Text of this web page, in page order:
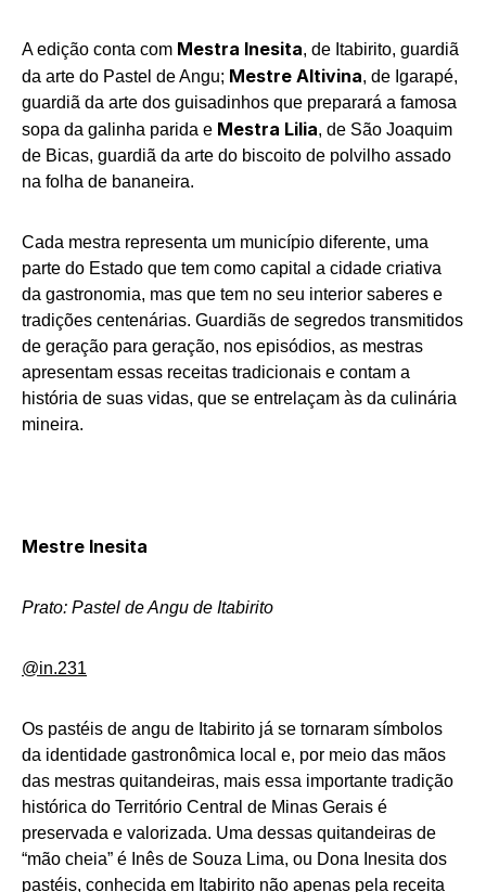
A edição conta com Mestra Inesita, de Itabirito, guardiã
da arte do Pastel de Angu; Mestre Altivina, de Igarapé,
guardiã da arte dos guisadinhos que preparará a famosa
sopa da galinha parida e Mestra Lilia, de São Joaquim
de Bicas, guardiã da arte do biscoito de polvilho assado
na folha de bananeira.
Cada mestra representa um município diferente, uma
parte do Estado que tem como capital a cidade criativa
da gastronomia, mas que tem no seu interior saberes e
tradições centenárias. Guardiãs de segredos transmitidos
de geração para geração, nos episódios, as mestras
apresentam essas receitas tradicionais e contam a
história de suas vidas, que se entrelaçam às da culinária
mineira.
Mestre Inesita
Prato: Pastel de Angu de Itabirito
@in.231
Os pastéis de angu de Itabirito já se tornaram símbolos
da identidade gastronômica local e, por meio das mãos
das mestras quitandeiras, mais essa importante tradição
histórica do Território Central de Minas Gerais é
preservada e valorizada. Uma dessas quitandeiras de
“mão cheia” é Inês de Souza Lima, ou Dona Inesita dos
pastéis, conhecida em Itabirito não apenas pela receita